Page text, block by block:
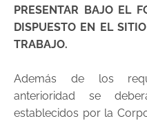
PRESENTAR BAJO EL
DISPUESTO EN EL
TRABAJO.
Además de los
anterioridad se
establecidos por la